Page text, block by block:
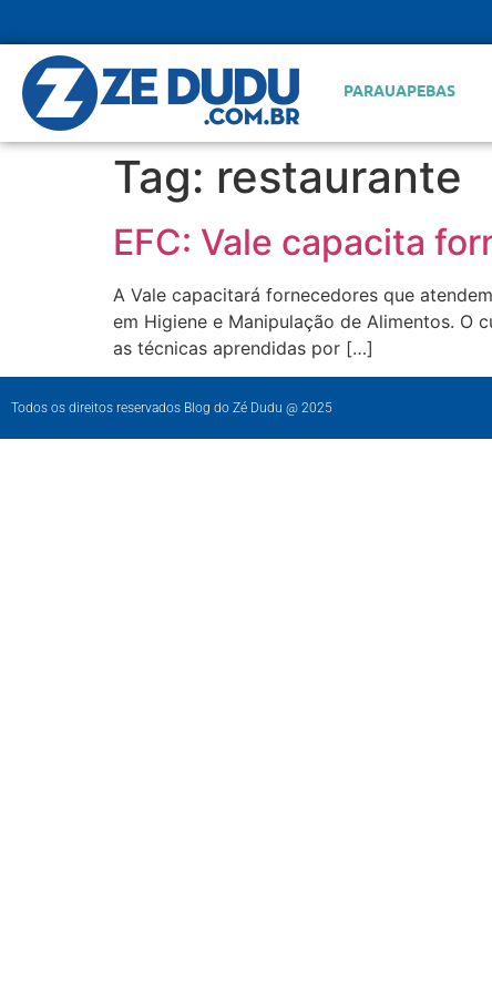
PARAUAPEBAS
Tag: restaurante
EFC: Vale capacita
A Vale capacitará fornecedores que
em Higiene e Manipulação de Alimentos. O
as técnicas aprendidas por […]
Todos os direitos reservados Blog do Zé Dudu @ 2025